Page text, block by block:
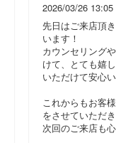
2026/03/26 13:05
先日はご来店頂
います！
カウンセリング
けて、とても嬉
いただけて安心
これからもお客
をさせていただき
次回のご来店も